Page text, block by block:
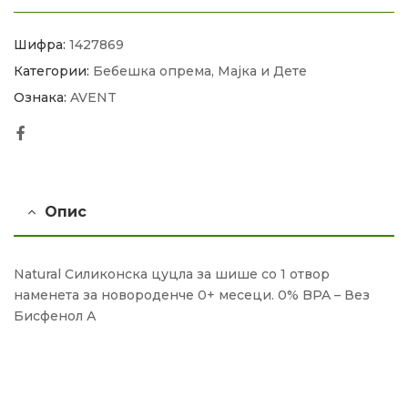
Шифра: 1427869
Категории: Бебешка опрема, Мајка и Дете
Ознака: AVENT
Опис
Natural Силиконска цуцла за шише со 1 отвор
наменета за новороденче 0+ месеци. 0% BPA – Вез
Бисфенол А